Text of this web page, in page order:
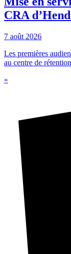
CRA
7 août 2026
Les premières
au centre de
»